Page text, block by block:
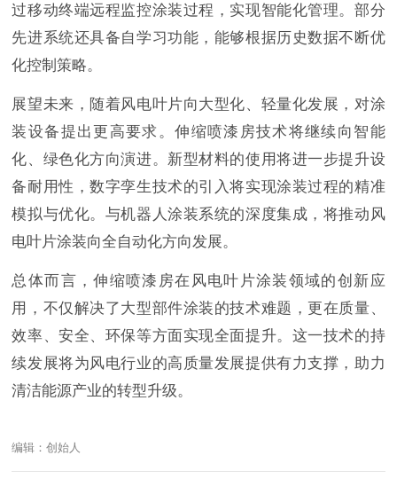
过移动终端远程监控涂装过程，实现智能化管理。部分
先进系统还具备自学习功能，能够根据历史数据不断优
化控制策略。
展望未来，随着风电叶片向大型化、轻量化发展，对涂
装设备提出更高要求。伸缩喷漆房技术将继续向智能
化、绿色化方向演进。新型材料的使用将进一步提升设
备耐用性，数字孪生技术的引入将实现涂装过程的精准
模拟与优化。与机器人涂装系统的深度集成，将推动风
电叶片涂装向全自动化方向发展。
总体而言，伸缩喷漆房在风电叶片涂装领域的创新应
用，不仅解决了大型部件涂装的技术难题，更在质量、
效率、安全、环保等方面实现全面提升。这一技术的持
续发展将为风电行业的高质量发展提供有力支撑，助力
清洁能源产业的转型升级。
编辑：创始人